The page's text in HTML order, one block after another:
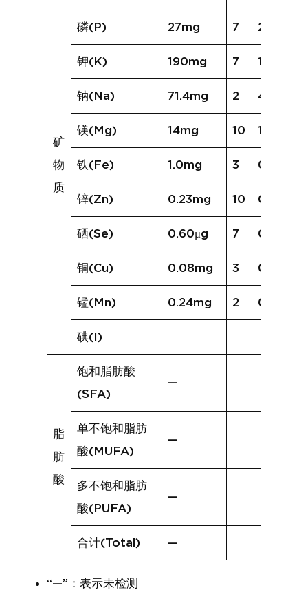
矿
物
质
磷(P) 27mg 7 27mg
钾(K) 190mg 7 186mg
钠(Na) 71.4mg 2 48.1mg
镁(Mg) 14mg 10 18mg
铁(Fe) 1.0mg 3 0.9mg
锌(Zn) 0.23mg 10 0.34mg
硒(Se) 0.60μg 7 0.78μg
铜(Cu) 0.08mg 3 0.04mg
锰(Mn) 0.24mg 2 0.15mg
碘(I)
脂
肪
酸
饱和脂肪酸
(SFA)
—
单不饱和脂肪
酸(MUFA)
—
多不饱和脂肪
酸(PUFA)
—
合计(Total) —
“—”：表示未检测